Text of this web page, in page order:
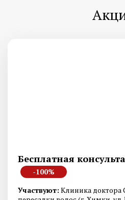
Бесплатная
-100%
Участвуют: Клиника доктора